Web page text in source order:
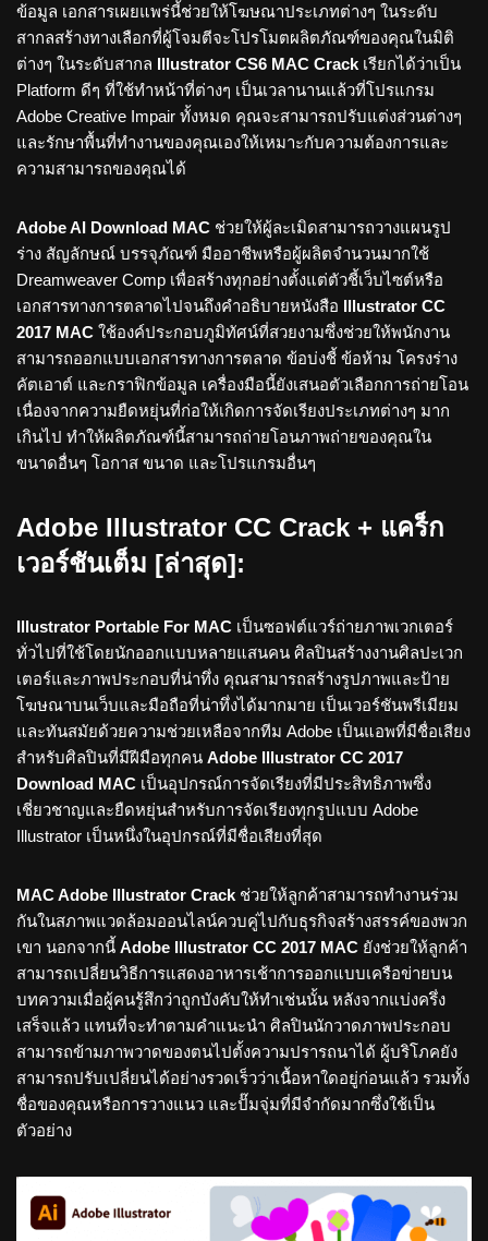
ข้อมูล เอกสารเผยแพร่นี้ช่วยให้โฆษณาประเภทต่างๆ ในระดับ
สากลสร้างทางเลือกที่ผู้โจมตีจะโปรโมตผลิตภัณฑ์ของคุณในมิติ
ต่างๆ ในระดับสากล Illustrator CS6 MAC Crack เรียกได้ว่าเป็น
Platform ดีๆ ที่ใช้ทำหน้าที่ต่างๆ เป็นเวลานานแล้วที่โปรแกรม
Adobe Creative Impair ทั้งหมด คุณจะสามารถปรับแต่งส่วนต่างๆ
และรักษาพื้นที่ทำงานของคุณเองให้เหมาะกับความต้องการและ
ความสามารถของคุณได้
Adobe AI Download MAC ช่วยให้ผู้ละเมิดสามารถวางแผนรูป
ร่าง สัญลักษณ์ บรรจุภัณฑ์ มืออาชีพหรือผู้ผลิตจำนวนมากใช้
Dreamweaver Comp เพื่อสร้างทุกอย่างตั้งแต่ตัวชี้เว็บไซต์หรือ
เอกสารทางการตลาดไปจนถึงคำอธิบายหนังสือ Illustrator CC
2017 MAC ใช้องค์ประกอบภูมิทัศน์ที่สวยงามซึ่งช่วยให้พนักงาน
สามารถออกแบบเอกสารทางการตลาด ข้อบ่งชี้ ข้อห้าม โครงร่าง
คัตเอาต์ และกราฟิกข้อมูล เครื่องมือนี้ยังเสนอตัวเลือกการถ่ายโอน
เนื่องจากความยืดหยุ่นที่ก่อให้เกิดการจัดเรียงประเภทต่างๆ มาก
เกินไป ทำให้ผลิตภัณฑ์นี้สามารถถ่ายโอนภาพถ่ายของคุณใน
ขนาดอื่นๆ โอกาส ขนาด และโปรแกรมอื่นๆ
Adobe Illustrator CC Crack + แคร็ก
เวอร์ชันเต็ม [ล่าสุด]:
Illustrator Portable For MAC เป็นซอฟต์แวร์ถ่ายภาพเวกเตอร์
ทั่วไปที่ใช้โดยนักออกแบบหลายแสนคน ศิลปินสร้างงานศิลปะเวก
เตอร์และภาพประกอบที่น่าทึ่ง คุณสามารถสร้างรูปภาพและป้าย
โฆษณาบนเว็บและมือถือที่น่าทึ่งได้มากมาย เป็นเวอร์ชันพรีเมียม
และทันสมัยด้วยความช่วยเหลือจากทีม Adobe เป็นแอพที่มีชื่อเสียง
สำหรับศิลปินที่มีฝีมือทุกคน Adobe Illustrator CC 2017
Download MAC เป็นอุปกรณ์การจัดเรียงที่มีประสิทธิภาพซึ่ง
เชี่ยวชาญและยืดหยุ่นสำหรับการจัดเรียงทุกรูปแบบ Adobe
Illustrator เป็นหนึ่งในอุปกรณ์ที่มีชื่อเสียงที่สุด
MAC Adobe Illustrator Crack ช่วยให้ลูกค้าสามารถทำงานร่วม
กันในสภาพแวดล้อมออนไลน์ควบคู่ไปกับธุรกิจสร้างสรรค์ของพวก
เขา นอกจากนี้ Adobe Illustrator CC 2017 MAC ยังช่วยให้ลูกค้า
สามารถเปลี่ยนวิธีการแสดงอาหารเช้าการออกแบบเครือข่ายบน
บทความเมื่อผู้คนรู้สึกว่าถูกบังคับให้ทำเช่นนั้น หลังจากแบ่งครึ่ง
เสร็จแล้ว แทนที่จะทำตามคำแนะนำ ศิลปินนักวาดภาพประกอบ
สามารถข้ามภาพวาดของตนไปตั้งความปรารถนาได้ ผู้บริโภคยัง
สามารถปรับเปลี่ยนได้อย่างรวดเร็วว่าเนื้อหาใดอยู่ก่อนแล้ว รวมทั้ง
ชื่อของคุณหรือการวางแนว และปั๊มจุ่มที่มีจำกัดมากซึ่งใช้เป็น
ตัวอย่าง